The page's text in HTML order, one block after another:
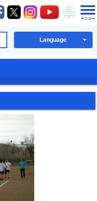
ージ
代町LINE
八千代町Facebook
八千代町X八千代町Instagram
八千代町
八千
Language